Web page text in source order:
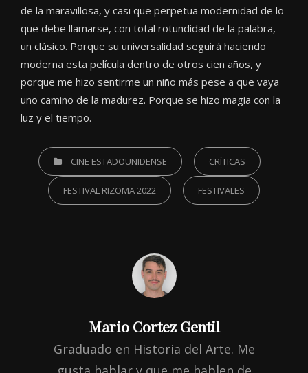
de la maravillosa, y casi que perpetua modernidad de lo
que debe llamarse, con total rotundidad de la palabra,
un clásico. Porque su universalidad seguirá haciendo
moderna esta película dentro de otros cien años, y
porque me hizo sentirme un niño más pese a que vaya
uno camino de la madurez. Porque se hizo magia con la
luz y el tiempo.
CATEGORIESCINE ESTADOUNIDENSE CRÍTICAS
FESTIVAL RIZOMA 2022 FESTIVALES
Author:
Mario Cortez Gentil
Graduado en Historia del Arte. Me